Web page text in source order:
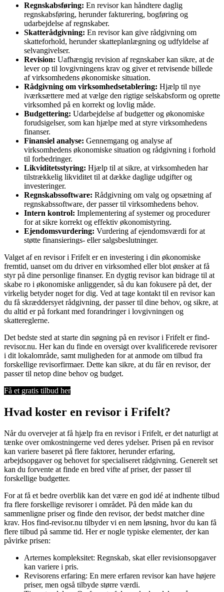
Regnskabsføring: En revisor kan håndtere daglig
regnskabsføring, herunder fakturering, bogføring og
udarbejdelse af regnskaber.
Skatterådgivning: En revisor kan give rådgivning om
skatteforhold, herunder skatteplanlægning og udfyldelse af
selvangivelser.
Revision: Uafhængig revision af regnskaber kan sikre, at de
lever op til lovgivningens krav og giver et retvisende billede
af virksomhedens økonomiske situation.
Rådgivning om virksomhedsetablering: Hjælp til nye
iværksættere med at vælge den rigtige selskabsform og oprette
virksomhed på en korrekt og lovlig måde.
Budgettering: Udarbejdelse af budgetter og økonomiske
forudsigelser, som kan hjælpe med at styre virksomhedens
finanser.
Finansiel analyse: Gennemgang og analyse af
virksomhedens økonomiske situation og rådgivning i forhold
til forbedringer.
Likviditetsstyring: Hjælp til at sikre, at virksomheden har
tilstrækkelig likviditet til at dække daglige udgifter og
investeringer.
Regnskabssoftware: Rådgivning om valg og opsætning af
regnskabssoftware, der passer til virksomhedens behov.
Intern kontrol: Implementering af systemer og procedurer
for at sikre korrekt og effektiv økonomistyring.
Ejendomsvurdering: Vurdering af ejendomsværdi for at
støtte finansierings- eller salgsbeslutninger.
Valget af en revisor i Frifelt er en investering i din økonomiske
fremtid, uanset om du driver en virksomhed eller blot ønsker at få
styr på dine personlige finanser. En dygtig revisor kan bidrage til at
skabe ro i økonomiske anliggender, så du kan fokusere på det, der
virkelig betyder noget for dig. Ved at tage kontakt til en revisor kan
du få skræddersyet rådgivning, der passer til dine behov, og sikre, at
du altid er på forkant med forandringer i lovgivningen og
skattereglerne.
Det bedste sted at starte din søgning på en revisor i Frifelt er find-
revisor.nu. Her kan du finde en oversigt over kvalificerede revisorer
i dit lokalområde, samt muligheden for at anmode om tilbud fra
forskellige revisorfirmaer. Dette kan sikre, at du får en revisor, der
passer til netop dine behov og budget.
Få et gratis tilbud her
Hvad koster en revisor i Frifelt?
Når du overvejer at få hjælp fra en revisor i Frifelt, er det naturligt at
tænke over omkostningerne ved deres ydelser. Prisen på en revisor
kan variere baseret på flere faktorer, herunder erfaring,
arbejdsopgaver og behovet for specialiseret rådgivning. Generelt set
kan du forvente at finde en bred vifte af priser, der passer til
forskellige budgetter.
For at få et bedre overblik kan det være en god idé at indhente tilbud
fra flere forskellige revisorer i området. På den måde kan du
sammenligne priser og finde den revisor, der bedst matcher dine
krav. Hos find-revisor.nu tilbyder vi en nem løsning, hvor du kan få
flere tilbud på samme tid. Her er nogle typiske elementer, der kan
påvirke prisen:
Arternes kompleksitet: Regnskab, skat eller revisionsopgaver
kan variere i pris.
Revisorens erfaring: En mere erfaren revisor kan have højere
priser, men også tilbyde større værdi.